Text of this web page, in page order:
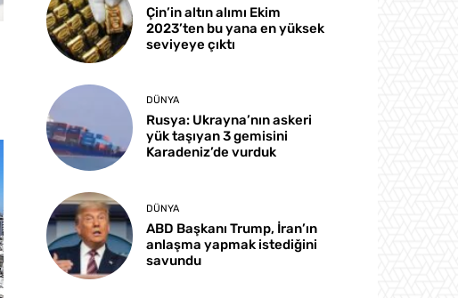
Çin’in altın alımı Ekim
2023’ten bu yana en yüksek
seviyeye çıktı
DÜNYA
Rusya: Ukrayna’nın askeri
yük taşıyan 3 gemisini
Karadeniz’de vurduk
DÜNYA
ABD Başkanı Trump, İran’ın
anlaşma yapmak istediğini
savundu